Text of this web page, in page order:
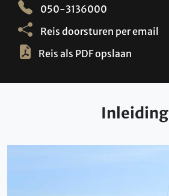
050-3136000
Reis doorsturen per email
Reis als PDF opslaan
Inleiding